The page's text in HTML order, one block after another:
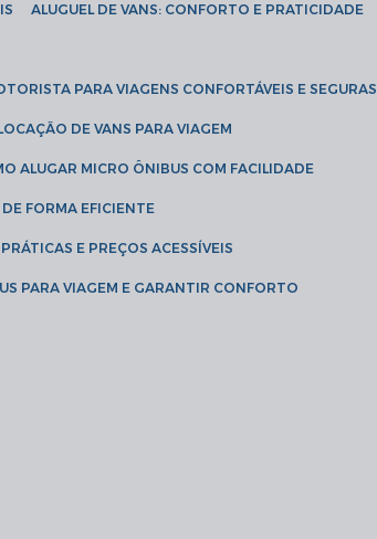
ALUGUEL DE VANS: CONFORTO E PRATICIDADE
PARA VIAGENS CONFORTÁVEIS E SEGURAS
DE VANS PARA VIAGEM
ALUGAR MICRO ÔNIBUS COM FACILIDADE
DE FORMA EFICIENTE
E PREÇOS ACESSÍVEIS
PARA VIAGEM E GARANTIR CONFORTO